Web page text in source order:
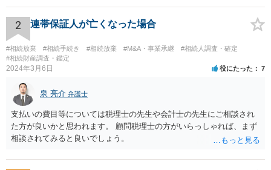
ります。 もし、主張したい事実や考慮してほしい事情に関連して
資料を持っているようであれば、主張書面とは別で提出できます。も
し、お姉さんに見られたくないような資料がある場合、「非開示の希
望に関する申出書」と共に提出することも考えられます。 ご質問：書
いた方が良い事と書かない方が良い事 回答： お姉さんが申立書の「申
立ての趣旨」のところに書いている遺産の分け方に対して意見があれ
ば、まずそれを書くとよいです。 次に「申立ての理由」のところに、
なぜ調停を申し立てたのか(例えば、あかささんと話合いが出来ない／
決裂した、など)や亡くなった方・あかささん・お姉さん間の事情やい
きさつなどが書かれていると思うので、あかささんから見てそれは違
うと感じるところは、どのように違うのか、など書くとよいです。 そ
の他、お姉さんの申立書には書かれていないけど、どのように遺産を
2 連帯保証人が亡くなった場合
#相続放棄 #相続手続き #相続放棄 #M&A・事業承継
#相続人調査・確定
#相続財産調査・鑑定
2024年3月6日 役にたった 7
泉 亮介 弁護士
支払いの費目等については税理士の先生や会計士の先生にご相談され
た方が良いかと思われます。 顧問税理士の方がいらっしゃれば、まず
相談されてみると良いでしょう。